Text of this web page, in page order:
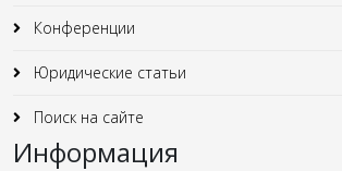
Конференции
Юридические статьи
Поиск на сайте
Информация